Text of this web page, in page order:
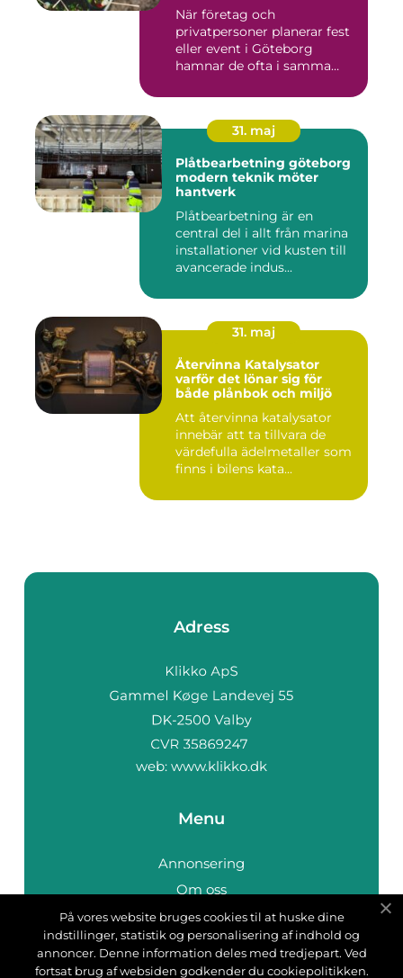
När företag och
privatpersoner planerar fest
eller event i Göteborg
hamnar de ofta i samma
31. maj
Plåtbearbetning göteborg
modern teknik möter
hantverk
Plåtbearbetning är en
central del i allt från marina
installationer vid kusten till
avancerade indus...
31. maj
Återvinna Katalysator
varför det lönar sig för
både plånbok och miljö
Att återvinna katalysator
innebär att ta tillvara de
värdefulla ädelmetaller som
finns i bilens kata...
Adress
web: www.klikko.dk
Menu
Annonsering
Om oss
Cookies
Kontakta oss
Sitemap
På vores website bruges cookies til at huske dine
indstillinger, statistik og personalisering af indhold og
annoncer. Denne information deles med tredjepart. Ved
fortsat brug af websiden godkender du cookiepolitikken.